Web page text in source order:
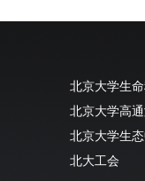
北京大学生
北京大学高
北京大学生
北大工会